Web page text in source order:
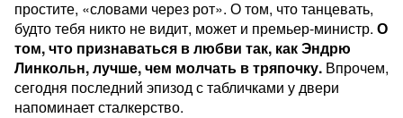
простите, «словами через рот». О том, что танцевать,
будто тебя никто не видит, может и премьер-министр. О
том, что признаваться в любви так, как Эндрю
Линкольн, лучше, чем молчать в тряпочку. Впрочем,
сегодня последний эпизод с табличками у двери
напоминает сталкерство.